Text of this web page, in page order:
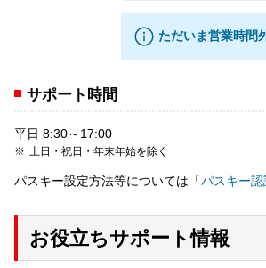
ただいま営業時間
サポート時間
平日 8:30～17:00
土日・祝日・年末年始を除く
パスキー設定方法等については「パスキー
お役立ちサポート情報